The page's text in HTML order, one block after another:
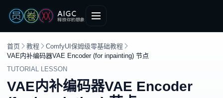
首页 教程
ComfyUI保姆级零基础教程
VAE内补编码器VAE Encoder (for inpainting) 节点
TUTORIAL LESSON
VAE内补编码器VAE Encoder